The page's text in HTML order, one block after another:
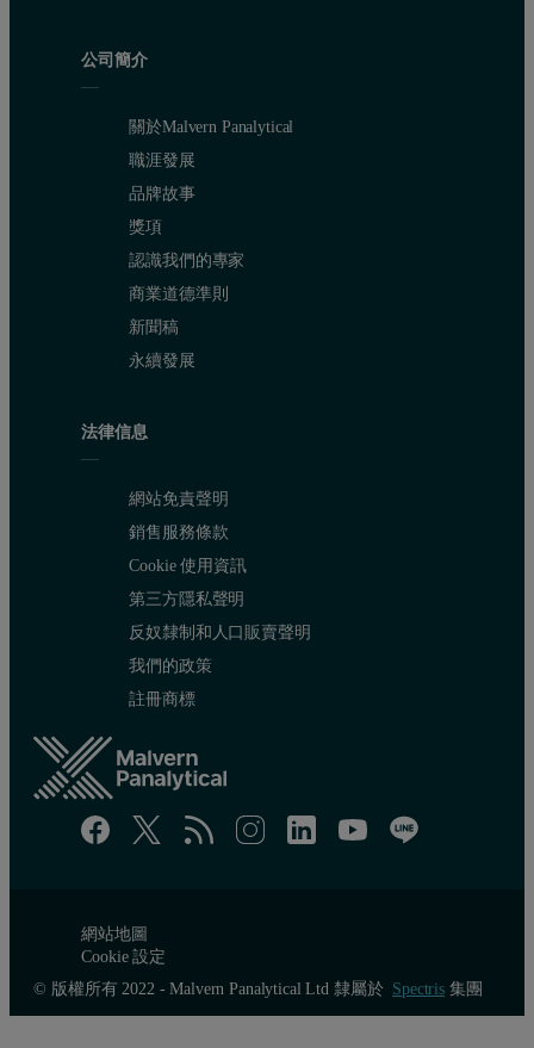
公司簡介
關於Malvern Panalytical
職涯發展
品牌故事
獎項
認識我們的專家
商業道德準則
新聞稿
永續發展
法律信息
網站免責聲明
銷售服務條款
Cookie 使用資訊
第三方隱私聲明
反奴隸制和人口販賣聲明
我們的政策
註冊商標
網站地圖
Cookie 設定
© 版權所有 2022 - Malvern Panalytical Ltd 隸屬於 Spectris集團